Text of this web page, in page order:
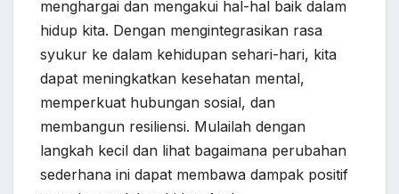
menghargai dan mengakui hal-hal baik dalam
hidup kita. Dengan mengintegrasikan rasa
syukur ke dalam kehidupan sehari-hari, kita
dapat meningkatkan kesehatan mental,
memperkuat hubungan sosial, dan
membangun resiliensi. Mulailah dengan
langkah kecil dan lihat bagaimana perubahan
sederhana ini dapat membawa dampak positif